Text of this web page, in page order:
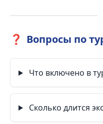
❓ Вопросы по
Что включено в
Сколько длится